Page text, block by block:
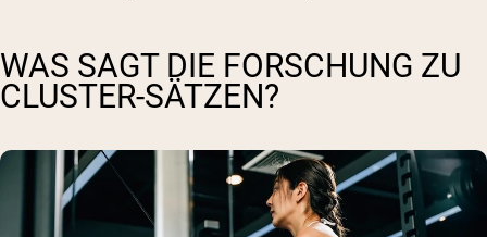
WAS SAGT DIE FORSCHUNG ZU
CLUSTER-SÄTZEN?